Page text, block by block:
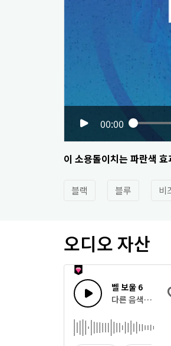
00:00
이 소용돌이치는 파란색
블랙 블루 비
오디오 자산
벨 보울 6
다른 음색으로